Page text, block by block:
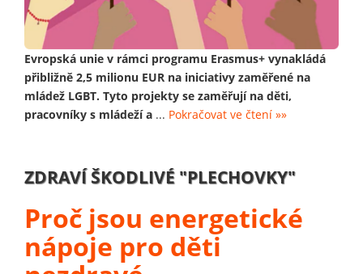
Evropská unie v rámci programu Erasmus+ vynakládá
přibližně 2,5 milionu EUR na iniciativy zaměřené na
mládež LGBT. Tyto projekty se zaměřují na děti,
pracovníky s mládeží a ... Pokračovat ve čtení »»
ZDRAVÍ ŠKODLIVÉ "PLECHOVKY"
Proč jsou energetické
nápoje pro děti